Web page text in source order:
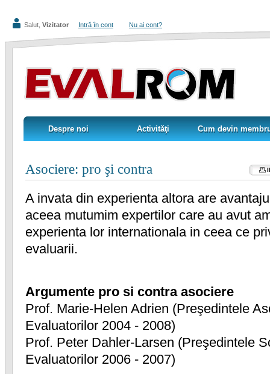
Salut, Vizitator Intră în cont Nu ai cont?
Despre noi
Despre noi Activităţi
Activităţi Cum devin
Cum devin
Asociere: pro şi contra
A invata din experienta altora are
aceea mutumim expertilor care au avut
experienta lor internationala in ceea ce
evaluarii.
Argumente pro si contra asociere
Prof. Marie-Helen Adrien (Preşedintele
Evaluatorilor 2004 - 2008)
Prof. Peter Dahler-Larsen (Preşedintele
Evaluatorilor 2006 - 2007)